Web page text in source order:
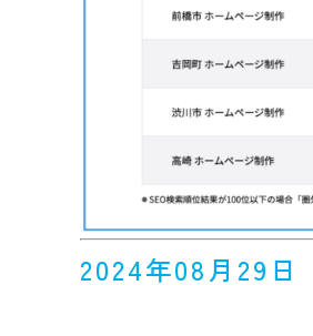
2024年08月29